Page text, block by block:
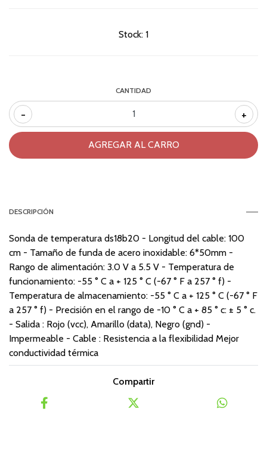
Stock: 1
CANTIDAD
- +
DESCRIPCIÓN
Sonda de temperatura ds18b20 - Longitud del cable: 100
cm - Tamaño de funda de acero inoxidable: 6*50mm -
Rango de alimentación: 3.0 V a 5.5 V - Temperatura de
funcionamiento: -55 ° C a + 125 ° C (-67 ° F a 257 ° f) -
Temperatura de almacenamiento: -55 ° C a + 125 ° C (-67 ° F
a 257 ° f) - Precisión en el rango de -10 ° C a + 85 ° c: ± 5 ° c.
- Salida : Rojo (vcc), Amarillo (data), Negro (gnd) -
Impermeable - Cable : Resistencia a la flexibilidad Mejor
conductividad térmica
Compartir